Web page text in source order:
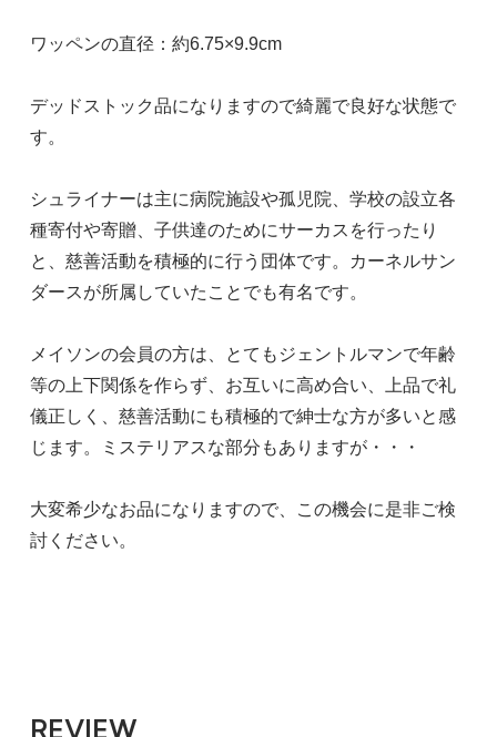
ワッペンの直径：約6.75×9.9cm
デッドストック品になりますので綺麗で良好な状態で
す。
シュライナーは主に病院施設や孤児院、学校の設立各
種寄付や寄贈、子供達のためにサーカスを行ったり
と、慈善活動を積極的に行う団体です。カーネルサン
ダースが所属していたことでも有名です。
メイソンの会員の方は、とてもジェントルマンで年齢
等の上下関係を作らず、お互いに高め合い、上品で礼
儀正しく、慈善活動にも積極的で紳士な方が多いと感
じます。ミステリアスな部分もありますが・・・
大変希少なお品になりますので、この機会に是非ご検
討ください。
REVIEW